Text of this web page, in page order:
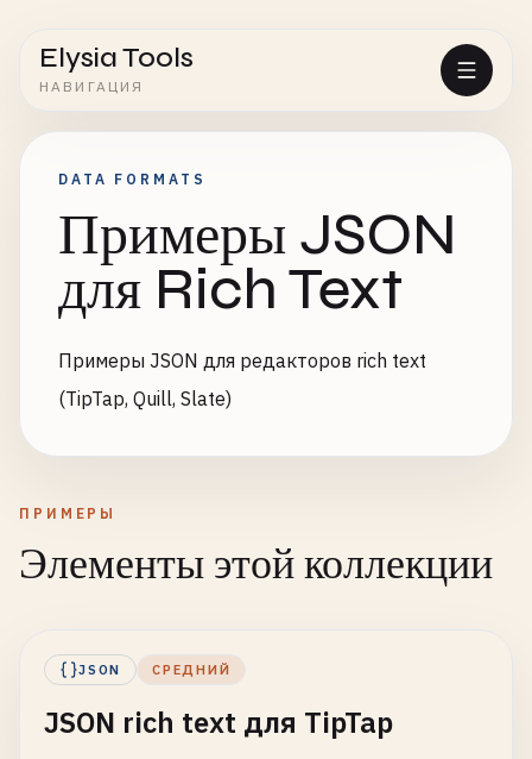
Elysia Tools
НАВИГАЦИЯ
DATA FORMATS
Примеры JSON
для Rich Text
Примеры JSON для редакторов rich text
(TipTap, Quill, Slate)
ПРИМЕРЫ
Элементы этой коллекции
JSON СРЕДНИЙ
JSON rich text для TipTap